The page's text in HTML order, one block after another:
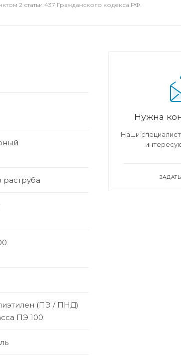
2 статьи 437 Гражданского кодекса РФ.
раструба
(ПЭ / ПНД)
ПЭ 100
Нужна
Наши